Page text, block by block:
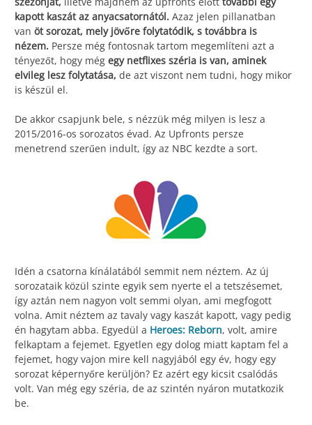
kapott kaszát az anyacsatornától. Azaz jelen pillanatban
van öt sorozat, mely jövőre folytatódik, s továbbra is
nézem. Persze még fontosnak tartom megemlíteni azt a
tényezőt, hogy még egy netflixes széria is van, aminek
elvileg lesz folytatása, de azt viszont nem tudni, hogy mikor
is készül el.
De akkor csapjunk bele, s nézzük még milyen is lesz a
2015/2016-os sorozatos évad. Az Upfronts persze
menetrend szerűen indult, így az NBC kezdte a sort.
Idén a csatorna kínálatából semmit nem néztem. Az új
sorozataik közül szinte egyik sem nyerte el a tetszésemet,
így aztán nem nagyon volt semmi olyan, ami megfogott
volna. Amit néztem az tavaly vagy kaszát kapott, vagy pedig
én hagytam abba. Egyedül a Heroes: Reborn, volt, amire
felkaptam a fejemet. Egyetlen egy dolog miatt kaptam fel a
fejemet, hogy vajon mire kell nagyjából egy év, hogy egy
sorozat képernyőre kerüljön? Ez azért egy kicsit csalódás
volt. Van még egy széria, de az szintén nyáron mutatkozik
be.